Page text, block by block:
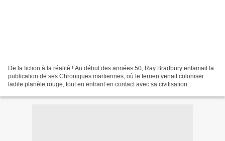
De la fiction à la réalité ! Au début des années 50, Ray Bradbury entamait la
publication de ses Chroniques martiennes, où le terrien venait coloniser
ladite planète rouge, tout en entrant en contact avec sa civilisation